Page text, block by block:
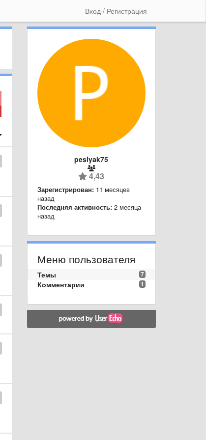
Вход / Регистрация
peslyak75
4,43
Зарегистрирован: 11 месяцев
назад
Последняя активность: 2 месяца
назад
Меню пользователя
7
Темы
1
Комментарии